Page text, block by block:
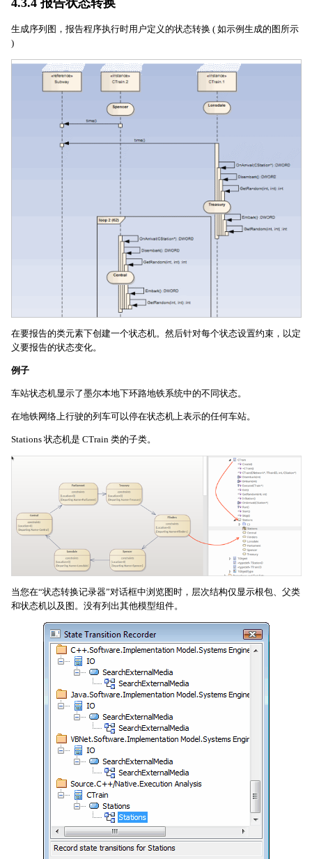
生成序列图，报告程序执行时用户定义的状态转换 ( 如示例生成的图所示
)
在要报告的类元素下创建一个状态机。然后针对每个状态设置约束，以定
义要报告的状态变化。
例子
车站状态机显示了墨尔本地下环路地铁系统中的不同状态。
在地铁网络上行驶的列车可以停在状态机上表示的任何车站。
Stations 状态机是 CTrain 类的子类。
当您在“状态转换记录器”对话框中浏览图时，层次结构仅显示根包、父类
和状态机以及图。没有列出其他模型组件。